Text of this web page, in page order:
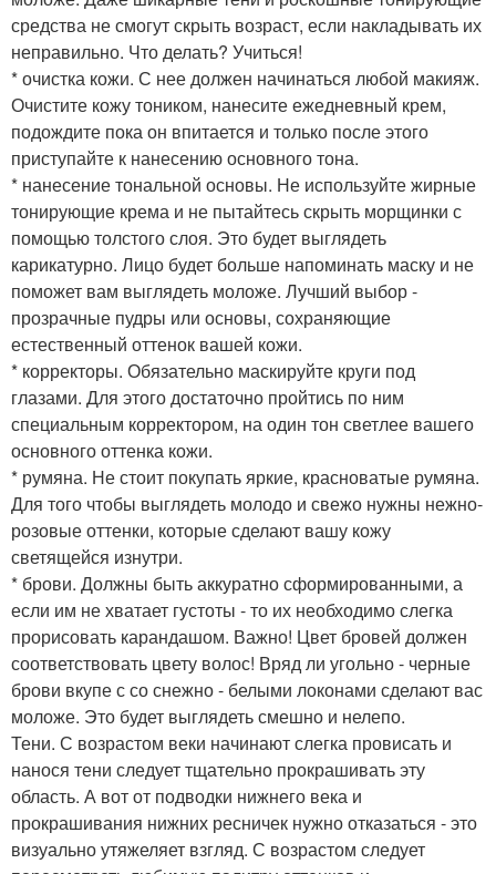
средства не смогут скрыть возраст, если накладывать их
неправильно. Что делать? Учиться!
* очистка кожи. С нее должен начинаться любой макияж.
Очистите кожу тоником, нанесите ежедневный крем,
подождите пока он впитается и только после этого
приступайте к нанесению основного тона.
* нанесение тональной основы. Не используйте жирные
тонирующие крема и не пытайтесь скрыть морщинки с
помощью толстого слоя. Это будет выглядеть
карикатурно. Лицо будет больше напоминать маску и не
поможет вам выглядеть моложе. Лучший выбор -
прозрачные пудры или основы, сохраняющие
естественный оттенок вашей кожи.
* корректоры. Обязательно маскируйте круги под
глазами. Для этого достаточно пройтись по ним
специальным корректором, на один тон светлее вашего
основного оттенка кожи.
* румяна. Не стоит покупать яркие, красноватые румяна.
Для того чтобы выглядеть молодо и свежо нужны нежно-
розовые оттенки, которые сделают вашу кожу
светящейся изнутри.
* брови. Должны быть аккуратно сформированными, а
если им не хватает густоты - то их необходимо слегка
прорисовать карандашом. Важно! Цвет бровей должен
соответствовать цвету волос! Вряд ли угольно - черные
брови вкупе с со снежно - белыми локонами сделают вас
моложе. Это будет выглядеть смешно и нелепо.
Тени. С возрастом веки начинают слегка провисать и
нанося тени следует тщательно прокрашивать эту
область. А вот от подводки нижнего века и
прокрашивания нижних ресничек нужно отказаться - это
визуально утяжеляет взгляд. С возрастом следует